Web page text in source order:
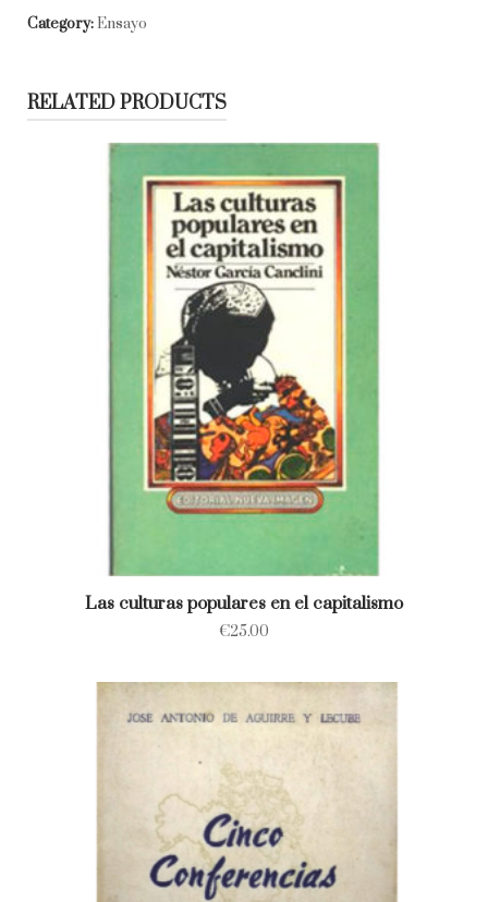
Category:Ensayo
RELATED PRODUCTS
Las culturas populares en el capitalismo
€25.00